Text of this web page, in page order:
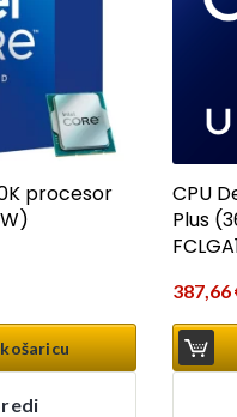
procesor
CPU
Plus
387,66